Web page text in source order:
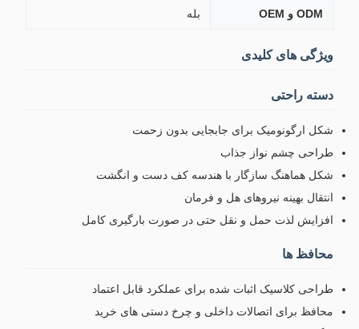
ODM و OEM بله
ویژگی های کلیدی
دسته راحتی
شکل ارگونومیک برای جابجایی بدون زحمت
طراحی چشم نواز جذاب
شکل هماهنگ سازگار با هندسه کف دست و انگشت
انتقال بهینه نیروهای هل و فرمان
افزایش لذت حمل و نقل حتی در صورت بارگیری کامل
محافظ ها
طراحی کلاسیک اثبات شده برای عملکرد قابل اعتماد
محافظ برای اتصالات داخلی و چرخ دستی های خرید